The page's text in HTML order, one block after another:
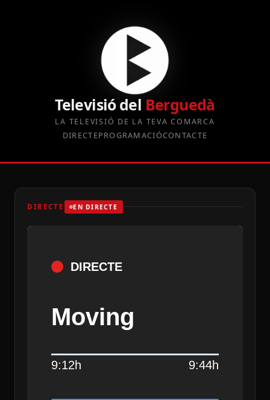
Televisió del Berguedà
LA TELEVISIÓ DE LA TEVA COMARCA
DIRECTEPROGRAMACIÓCONTACTE
DIRECTE EN DIRECTE
DIRECTE
Moving
9:12h 9:44h